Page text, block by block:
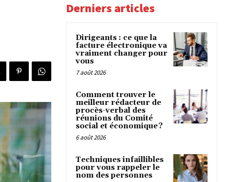
Derniers articles
Dirigeants : ce que la
facture électronique va
vraiment changer pour
vous
7 août 2026
Comment trouver le
meilleur rédacteur de
procès-verbal des
réunions du Comité
social et économique ?
6 août 2026
Techniques infaillibles
pour vous rappeler le
nom des personnes